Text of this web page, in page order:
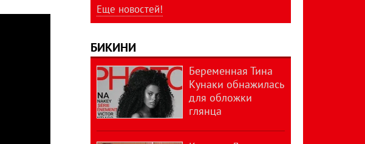
Еще новостей!
БИКИНИ
Беременная Тина
Кунаки обнажилась
для обложки
глянца